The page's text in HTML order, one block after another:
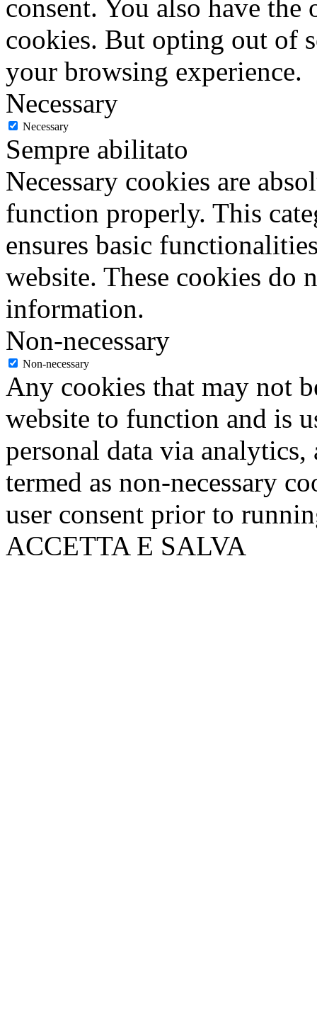
consent. You also have
cookies. But opting out of
your browsing experience.
Necessary
Necessary
Sempre abilitato
Necessary cookies are
function properly. This
ensures basic
website. These cookies do
information.
Non-necessary
Non-necessary
Any cookies that may not
website to function and is
personal data via analytics,
termed as non-necessary
user consent prior to
ACCETTA E SALVA